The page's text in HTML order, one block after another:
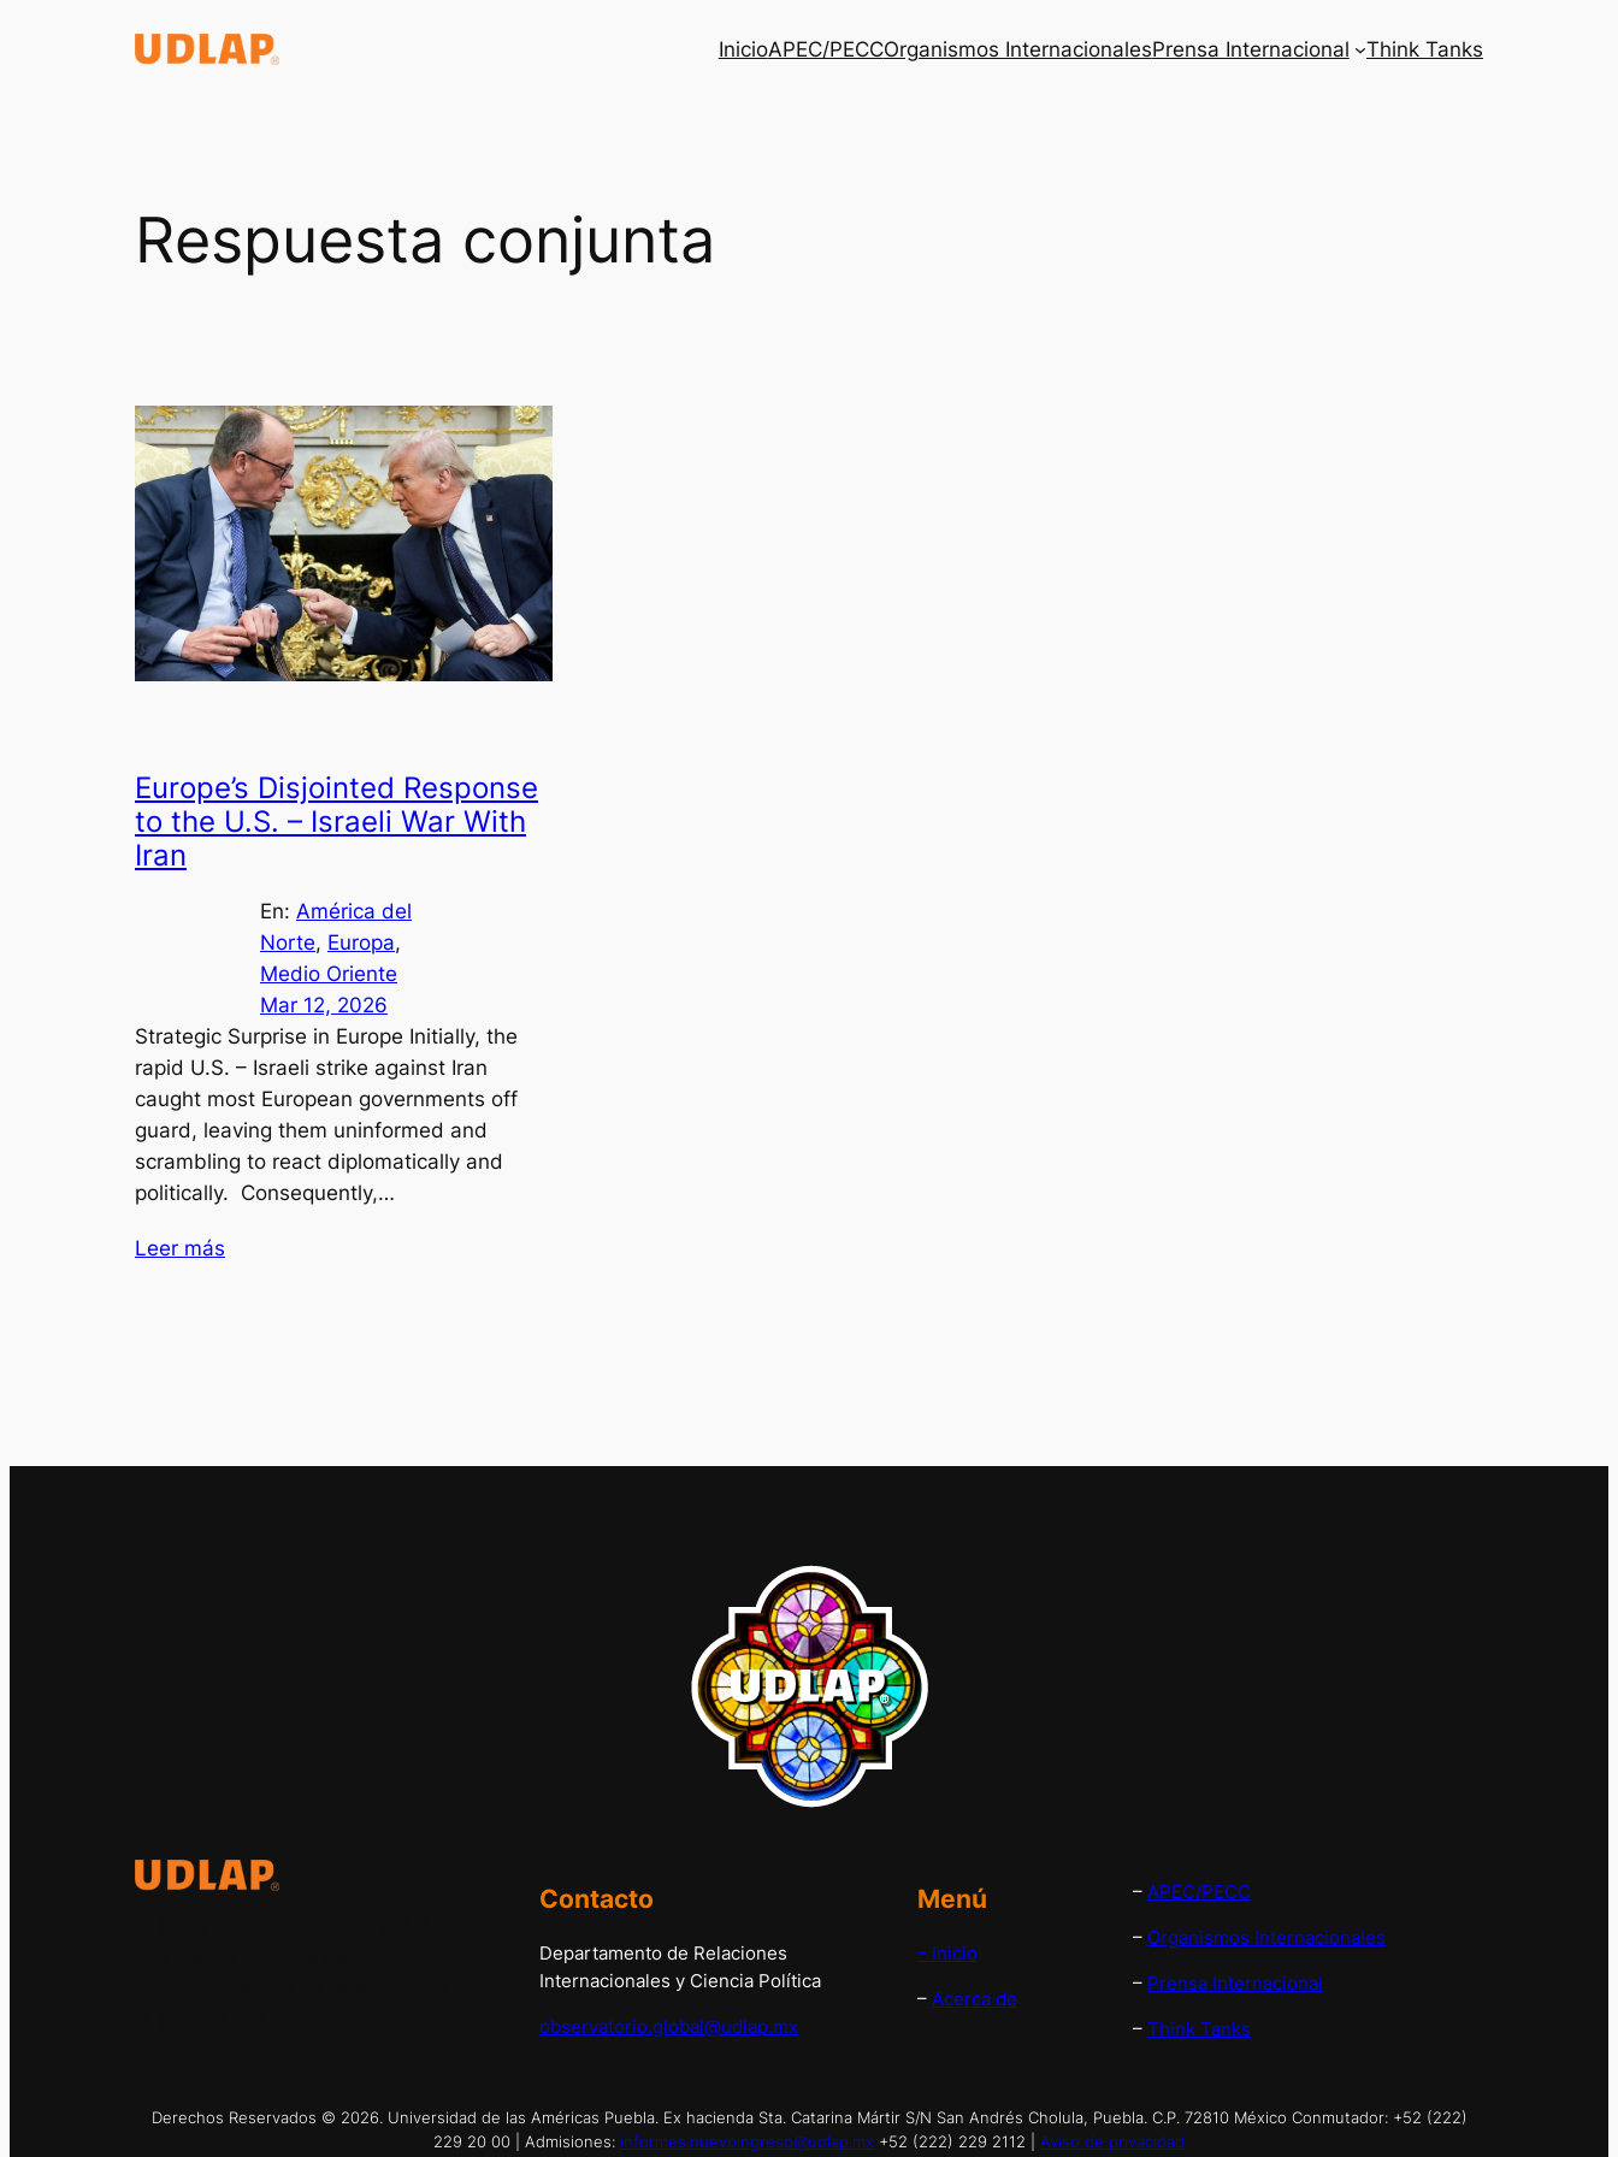
InicioAPEC/PECCOrganismos InternacionalesPrensa Internacional Think Tanks
Respuesta conjunta
Europe’s Disjointed Response
to the U.S. – Israeli War With
Iran
En: América del
Norte, Europa
Medio Oriente
Mar 12, 2026
Strategic Surprise in Europe Initially, the
rapid U.S. – Israeli strike against Iran
caught most European governments off
guard, leaving them uninformed and
scrambling to react diplomatically and
politically. Consequently,…
Leer más
Contacto
Departamento de Relaciones
Internacionales y Ciencia Política
observatorio.global@udlap.mx
Menú
– Inicio
– Acerca de
– APEC/PECC
– Organismos Internacionales
– Prensa Internacional
– Think Tanks
Derechos Reservados © 2026. Universidad de las Américas Puebla. Ex hacienda Sta. Catarina Mártir S/N San Andrés Cholula, Puebla. C.P. 72810 México Conmutador: +52 (222)
229 20 00 | Admisiones: informes.nuevoingreso@udlap.mx +52 (222) 229 2112 | Aviso de privacidad